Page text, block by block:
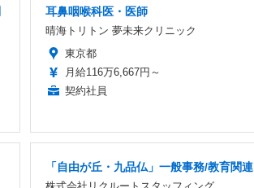
耳鼻咽喉科医・医師
晴海トリトン 夢未来クリニック
東京都
月給116万6,667円～
契約社員
「自由が丘・九品仏」一般事務/教育関連